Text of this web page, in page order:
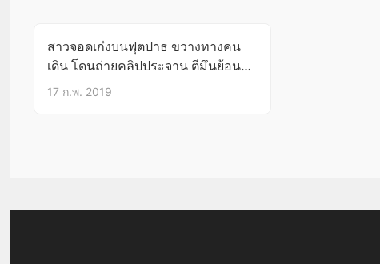
สาวจอดเก๋งบนฟุตปาธ ขวางทางคน
เดิน โดนถ่ายคลิปประจาน ตีมึนย้อน
ถาม ‘พี่ทำอะไรหรอคะ'(มีคลิป)
17 ก.พ. 2019